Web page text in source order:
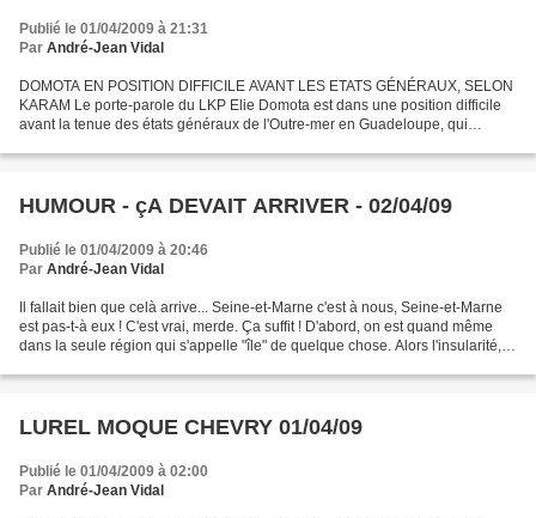
Publié le 01/04/2009 à 21:31
Par André-Jean Vidal
DOMOTA EN POSITION DIFFICILE AVANT LES ETATS GÉNÉRAUX, SELON
KARAM Le porte-parole du LKP Elie Domota est dans une position difficile
avant la tenue des états généraux de l'Outre-mer en Guadeloupe, qui
HUMOUR - çA DEVAIT ARRIVER - 02/04/09
Publié le 01/04/2009 à 20:46
Par André-Jean Vidal
Il fallait bien que celà arrive... Seine-et-Marne c'est à nous, Seine-et-Marne
est pas-t-à eux ! C'est vrai, merde. Ça suffit ! D'abord, on est quand même
dans la seule région qui s'appelle "île" de quelque chose. Alors l'insularité,
LUREL MOQUE CHEVRY 01/04/09
Publié le 01/04/2009 à 02:00
Par André-Jean Vidal